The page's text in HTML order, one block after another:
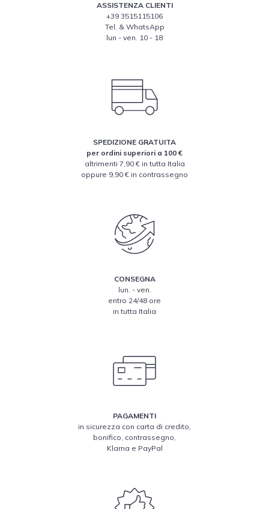
ASSISTENZA CLIENTI
+39 3515115106
Tel. & WhatsApp
lun - ven. 10 - 18
SPEDIZIONE GRATUITA
per ordini superiori a 100 €
altrimenti 7,90 € in tutta Italia
oppure 9,90 € in contrassegno
CONSEGNA
lun. - ven.
entro 24/48 ore
in tutta Italia
PAGAMENTI
in sicurezza con carta di credito,
bonifico, contrassegno,
Klarna e PayPal